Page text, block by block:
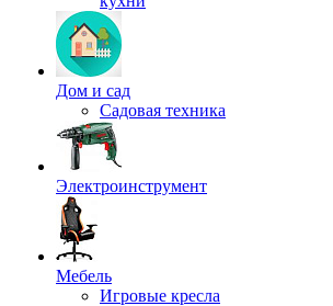
Дом и сад
Садовая техника
Электроинструмент
Мебель
Игровые кресла